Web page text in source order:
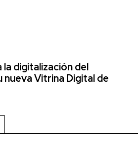
la digitalización del
Vitrina Digital de